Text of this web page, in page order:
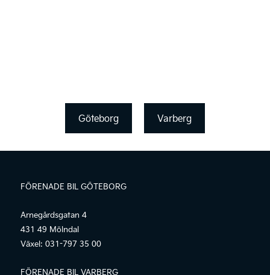
Göteborg Varberg
FÖRENADE BIL GÖTEBORG
Arnegårdsgatan 4
431 49 Mölndal
Växel: 031-797 35 00
FÖRENADE BIL VARBERG